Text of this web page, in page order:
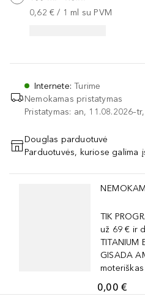
0,62 € / 1 ml su PVM
Internete:Turime
Nemokamas pristatymas
Pristatymas: an,
PRIDĖTI Į
Douglas parduotuvė
Parduotuvės, kuriose galima
Praleisti slankiklį
TIK
už 69 € ir
TITANIUM
GISADA
0,00 €